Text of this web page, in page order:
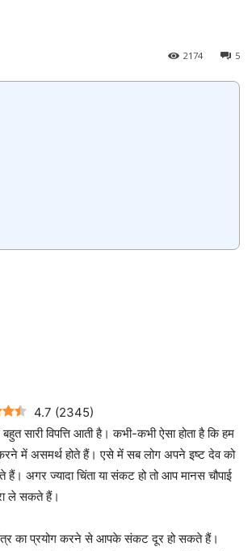
5
2174
4.7 (2345)
सारी विपत्ति आती है। कभी-कभी ऐसा होता है कि हम
में असमर्थ होते हैं। एसे में सब लोग अपने इष्ट देव को
हैं। अगर ज्यादा चिंता या संकट हो तो आप मानस चौपाई
ले सकते हैं।
का प्रयोग करने से आपके संकट दूर हो सकते हैं।